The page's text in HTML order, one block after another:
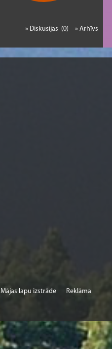
» Arhīvs
» Diskusijas (0)
Mājas lapu izstrāde Reklāma